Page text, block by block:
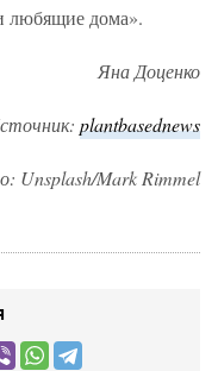
любящие дома».
Яна Доценко
plantbasednews
Unsplash/Mark Rimmel